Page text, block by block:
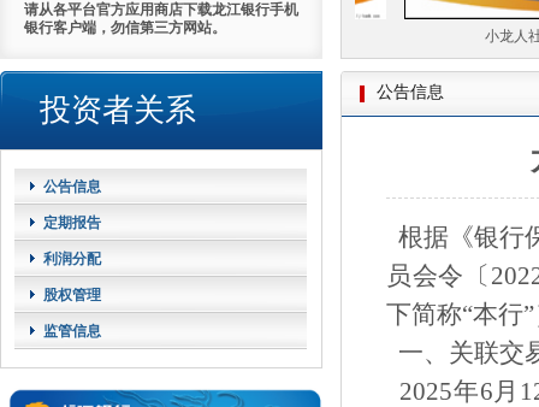
请从各平台官方应用商店下载龙江银行手机
银行客户端，勿信第三方网站。
投资者关系
公告信息
定期报告
利润分配
股权管理
监管信息
24小时客服热线 小龙人社
公告信息
根据《银行
员会令〔
下简称“本行
一、关联交
2025年6月